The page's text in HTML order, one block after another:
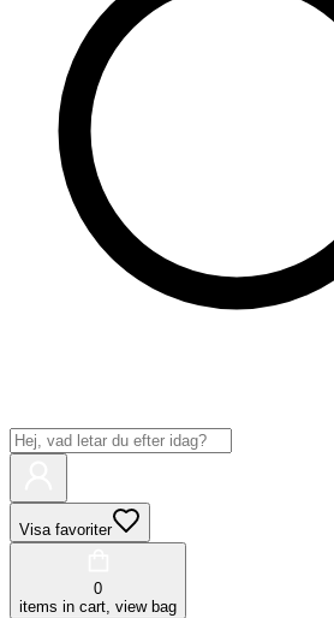
Visa favoriter
0
items in cart, view bag